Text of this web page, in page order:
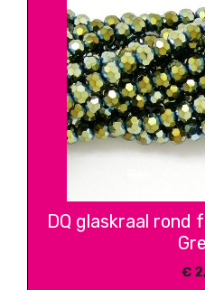
DQ glaskraal rond
€